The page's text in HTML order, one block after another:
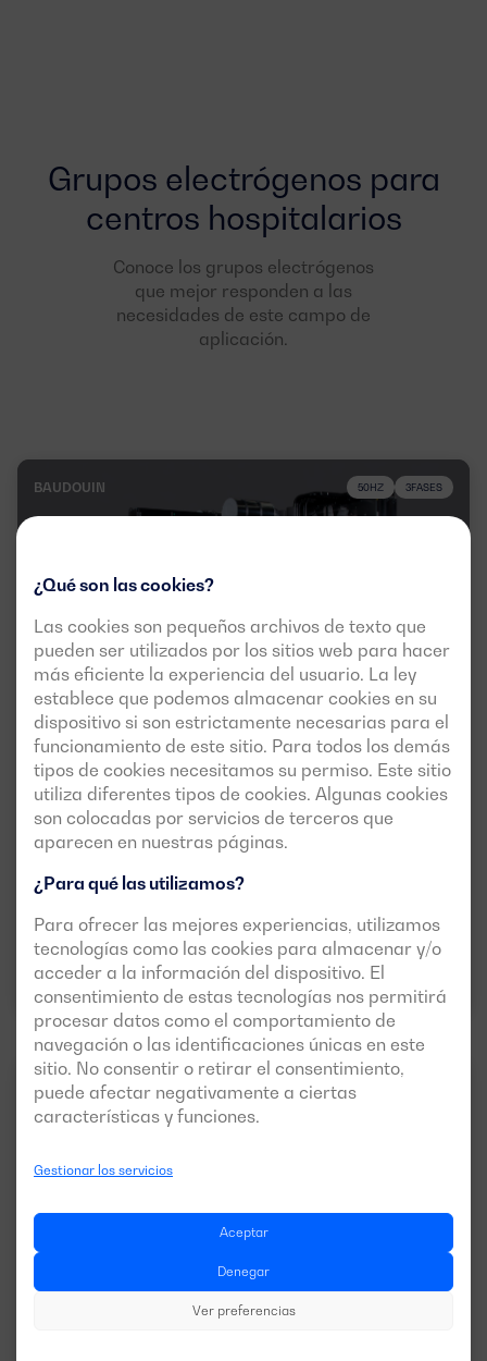
¿Qué son las cookies?
Las cookies son pequeños archivos de texto que
pueden ser utilizados por los sitios web para hacer
más eficiente la experiencia del usuario. La ley
establece que podemos almacenar cookies en su
dispositivo si son estrictamente necesarias para el
funcionamiento de este sitio. Para todos los demás
tipos de cookies necesitamos su permiso. Este sitio
utiliza diferentes tipos de cookies. Algunas cookies
son colocadas por servicios de terceros que
aparecen en nuestras páginas.
¿Para qué las utilizamos?
Para ofrecer las mejores experiencias, utilizamos
tecnologías como las cookies para almacenar y/o
acceder a la información del dispositivo. El
consentimiento de estas tecnologías nos permitirá
procesar datos como el comportamiento de
navegación o las identificaciones únicas en este
sitio. No consentir o retirar el consentimiento,
puede afectar negativamente a ciertas
características y funciones.
Gestionar los servicios
Aceptar
Denegar
Ver preferencias
Grupos electrógenos para
centros hospitalarios
Conoce los grupos electrógenos
que mejor responden a las
necesidades de este campo de
aplicación.
BAUDOUIN 50HZ 3FASES
Versión insonorizada disponible
DGB 1000 ST
POTENCIA:
PRP:930 kVA (744 kW)
ESP:1010 kVA (808 kW)
MOTOR:
BAUDOUIN 6M31G1000/5
VERSIÓN:
soundproof
Descargar ficha técnica
MEDIA POTENCIA (DE
30KVA A 825 KVA)